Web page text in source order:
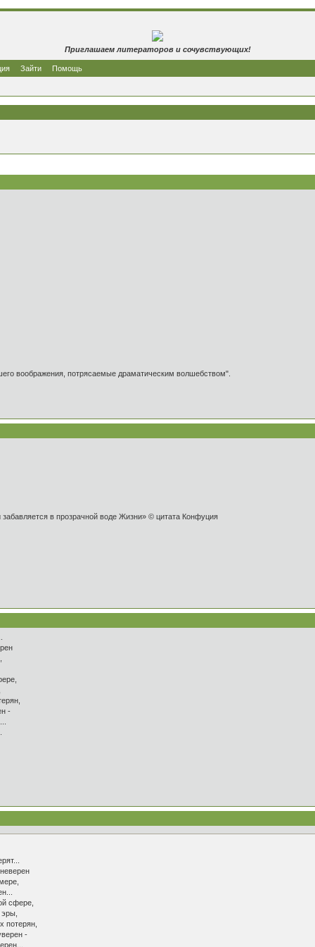
Приглашаем литераторов и сочувствующих!
Зайти Помощь
воображения, потрясаемые драматическим волшебством".
в прозрачной воде Жизни» © цитата Конфуция
-
сфере,
потерян,
-